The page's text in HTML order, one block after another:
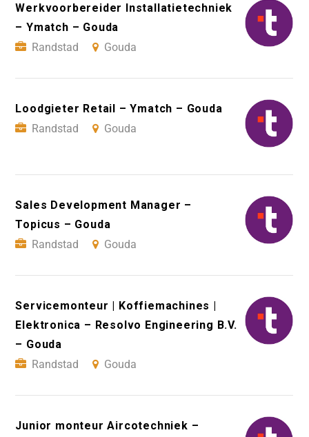
Werkvoorbereider Installatietechniek
– Ymatch – Gouda
Randstad
Gouda
Loodgieter Retail – Ymatch – Gouda
Randstad
Gouda
Sales Development Manager –
Topicus – Gouda
Randstad
Gouda
Servicemonteur | Koffiemachines |
Elektronica – Resolvo Engineering B.V.
– Gouda
Randstad
Gouda
Junior monteur Aircotechniek –